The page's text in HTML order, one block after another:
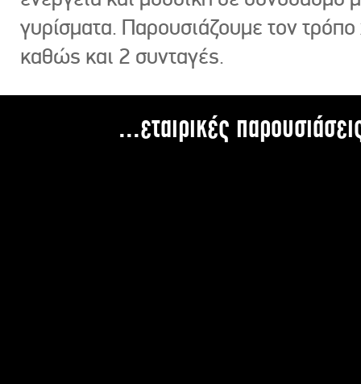
γυρίσματα. Παρουσιάζουμε τον
καθώς και 2 συνταγές.
...εταιρικές